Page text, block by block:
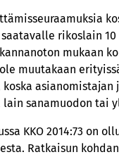
rikoslain
mukaan
muutakaan
sanamuodon tai
KKO 2014:73 on
Ratkaisun